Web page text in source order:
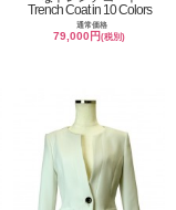
Trench Coat in 10 Colors
通常価格
79,000円(税別)